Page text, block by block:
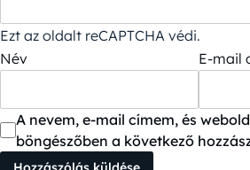
Ezt az oldalt reCAPTCHA védi.
Név
E-mail
A nevem, e-mail címem, és
böngészőben a következő